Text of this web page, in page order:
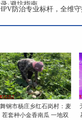
·避坑指南
防治专业标杆，全维
舞钢市杨庄乡红石岗村：麦
茬套种小金香南瓜 一地双